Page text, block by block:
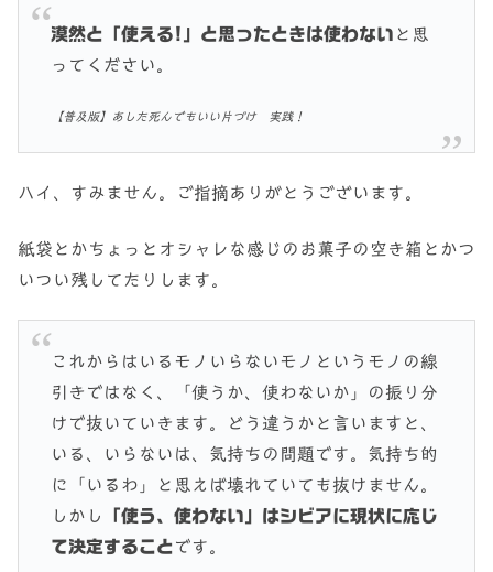
漠然と「使える!」と思ったときは使わない と思
ってください。
【普及版】あした死んでもいい片づけ 実践！
ハイ、すみません。ご指摘ありがとうございます。
紙袋とかちょっとオシャレな感じのお菓子の空き箱とかつ
いつい残してたりします。
これからはいるモノいらないモノというモノの線
引きではなく、「使うか、使わないか」の振り分
けで抜いていきます。どう違うかと言いますと、
いる、いらないは、気持ちの問題です。気持ち的
に「いるわ」と思えば壊れていても抜けません。
しかし
「使う、使わない」はシビアに現状に応じ
て決定することです。